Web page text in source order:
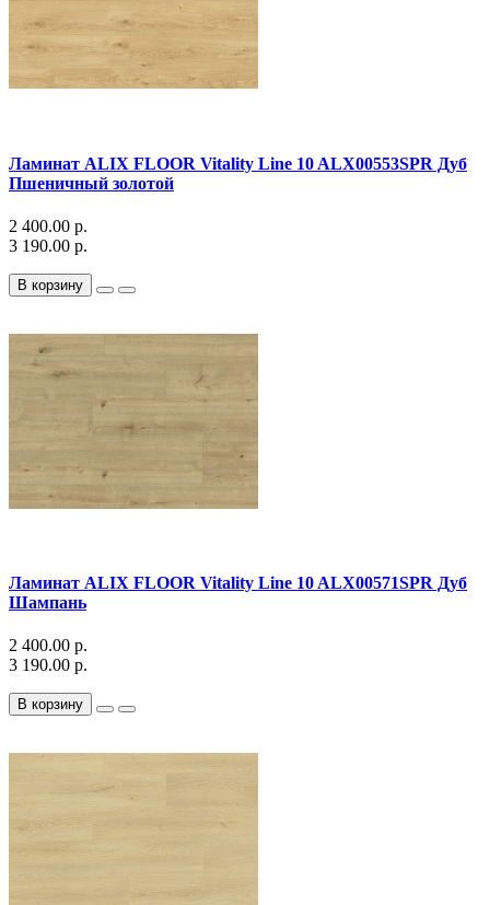
Ламинат ALIX FLOOR Vitality Line 10 ALX00553SPR Дуб
Пшеничный золотой
2 400.00 р.
3 190.00 р.
В корзину
Ламинат ALIX FLOOR Vitality Line 10 ALX00571SPR Дуб
Шампань
2 400.00 р.
3 190.00 р.
В корзину